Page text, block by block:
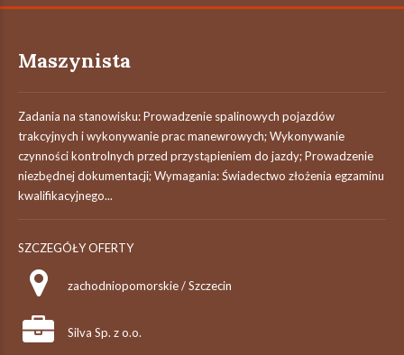
Maszynista
Zadania na stanowisku: Prowadzenie spalinowych pojazdów
trakcyjnych i wykonywanie prac manewrowych; Wykonywanie
czynności kontrolnych przed przystąpieniem do jazdy; Prowadzenie
niezbędnej dokumentacji; Wymagania: Świadectwo złożenia egzaminu
kwalifikacyjnego...
SZCZEGÓŁY OFERTY
zachodniopomorskie / Szczecin
Silva Sp. z o.o.